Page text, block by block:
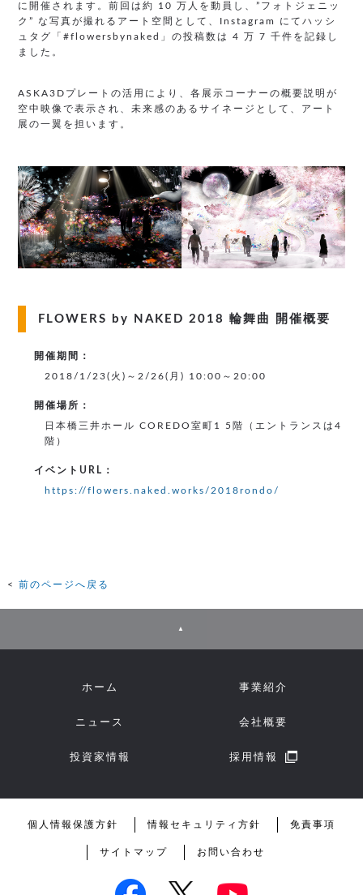
に開催されます。前回は約 10 万人を動員し、”フォトジェニッ
ク” な写真が撮れるアート空間として、Instagram にてハッシ
ュタグ「#flowersbynaked」の投稿数は 4 万 7 千件を記録し
ました。
ASKA3Dプレートの活用により、各展示コーナーの概要説明が
空中映像で表示され、未来感のあるサイネージとして、アート
展の一翼を担います。
FLOWERS by NAKED 2018 輪舞曲 開催概要
開催期間：
2018/1/23(火)～2/26(月) 10:00～20:00
開催場所：
日本橋三井ホール COREDO室町1 5階（エントランスは4
階）
イベントURL：
https://flowers.naked.works/2018rondo/
前のページへ戻る
▲
ホーム 事業紹介
ニュース 会社概要
投資家情報 採用情報
個人情報保護方針 情報セキュリティ方針 免責事項
サイトマップ お問い合わせ